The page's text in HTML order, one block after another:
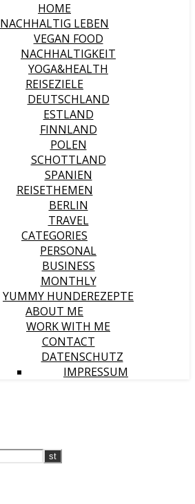
HOME
NACHHALTIG LEBEN
VEGAN FOOD
NACHHALTIGKEIT
YOGA&HEALTH
REISEZIELE
DEUTSCHLAND
ESTLAND
FINNLAND
POLEN
SCHOTTLAND
SPANIEN
REISETHEMEN
BERLIN
TRAVEL
CATEGORIES
PERSONAL
BUSINESS
MONTHLY
YUMMY HUNDEREZEPTE
ABOUT ME
WORK WITH ME
CONTACT
DATENSCHUTZ
IMPRESSUM